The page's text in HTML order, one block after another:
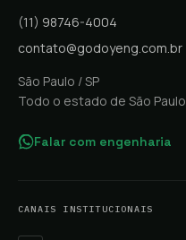
(11) 98746-4004
contato@godoyeng.com.br
São Paulo / SP
Todo o estado de São Paulo
Falar com engenharia
CANAIS INSTITUCIONAIS